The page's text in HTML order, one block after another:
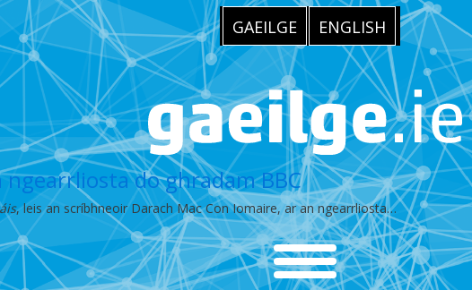
GAEILGE ENGLISH
ngearrliosta do ghradam BBC
, leis an scríbhneoir Darach Mac Con Iomaire, ar an ngearrliosta…